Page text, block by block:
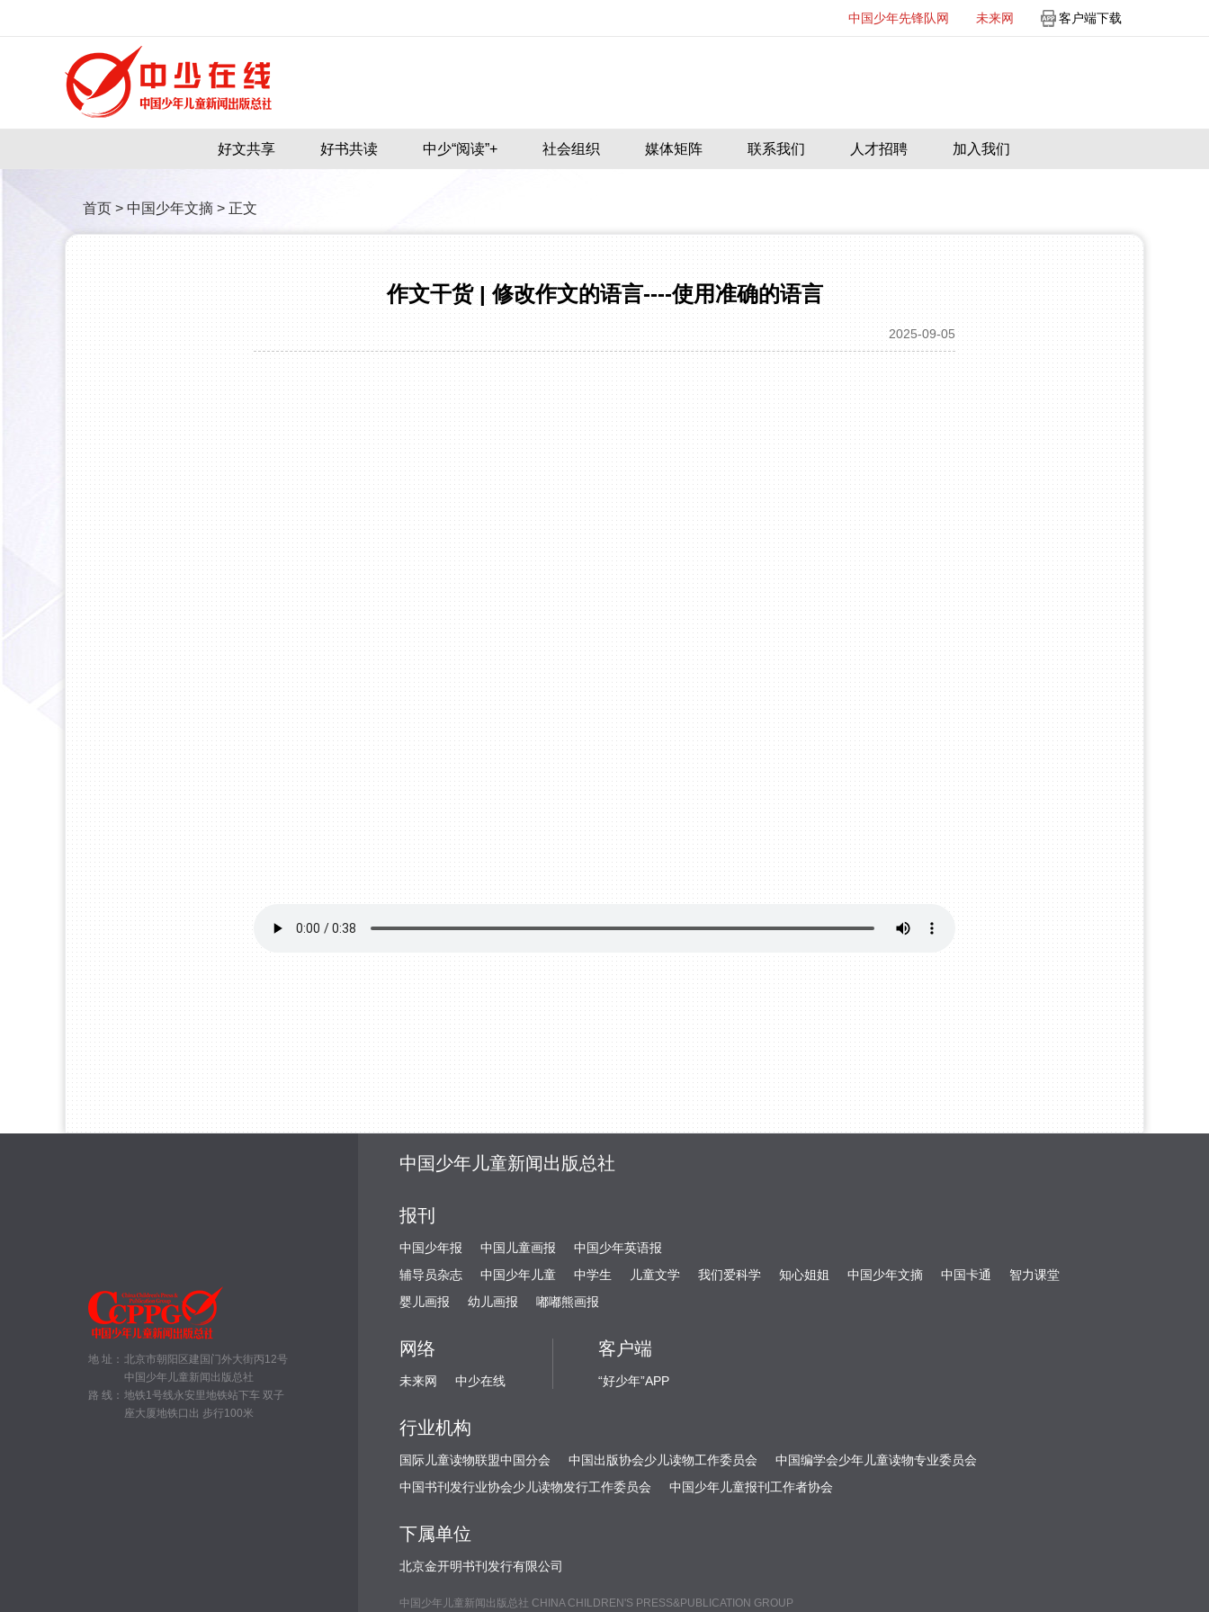
中国少年先锋队网 未来网 客户端下载
好文共享 好书共读 中少“阅读”+ 社会组织 媒体矩阵 联系我们 人才招聘 加入我们
首页 > 中国少年文摘 > 正文
作文干货 | 修改作文的语言----使用准确的语言
2025-09-05
地 址： 北京市朝阳区建国门外大街丙12号
中国少年儿童新闻出版总社
路 线： 地铁1号线永安里地铁站下车 双子
座大厦地铁口出 步行100米
中国少年儿童新闻出版总社
报刊
中国少年报 中国儿童画报
中国少年英语报
辅导员杂志
中国少年儿童 中学生 儿童文学 我们爱科学 知心姐姐 中国少年文摘 中国卡通
智力课堂
婴儿画报
幼儿画报 嘟嘟熊画报
网络
未来网 中少在线
客户端
“好少年”APP
行业机构
国际儿童读物联盟中国分会 中国出版协会少儿读物工作委员会
中国编学会少年儿童读物专业委员会
中国书刊发行业协会少儿读物发行工作委员会
中国少年儿童报刊工作者协会
下属单位
北京金开明书刊发行有限公司
中国少年儿童新闻出版总社 CHINA CHILDREN'S PRESS&PUBLICATION GROUP